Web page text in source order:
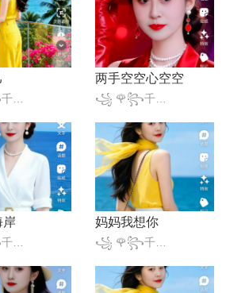
两手空空心空空
岸 妈妈我想你